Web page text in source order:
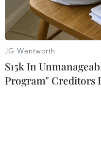
Hiroaki.
JG Wentworth
$15k In
Program" Creditors